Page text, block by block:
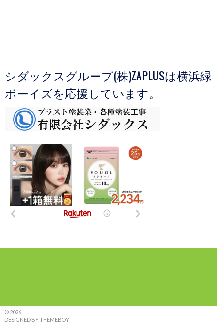
シダックスグループ(株)ZAPLUSは横浜緑
ボーイズを応援しています。
© 2026
DESIGNED BY THEMEBOY